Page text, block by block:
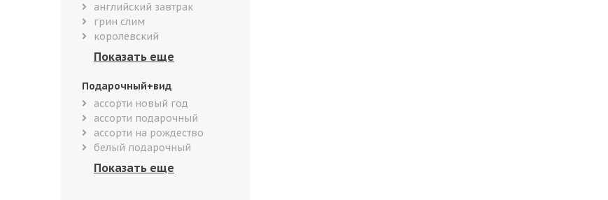
английский завтрак
грин слим
королевский
Подарочный+вид
ассорти новый год
ассорти подарочный
ассорти на рождество
белый подарочный